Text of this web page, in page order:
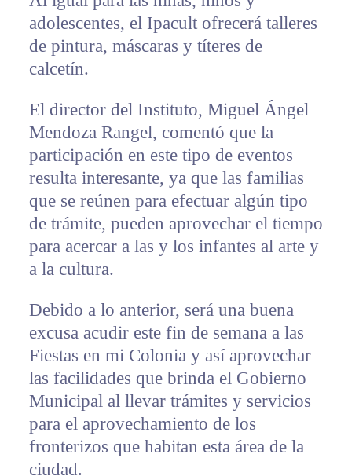
adolescentes, el Ipacult ofrecerá talleres
de pintura, máscaras y títeres de
calcetín.
El director del Instituto, Miguel Ángel
Mendoza Rangel, comentó que la
participación en este tipo de eventos
resulta interesante, ya que las familias
que se reúnen para efectuar algún tipo
de trámite, pueden aprovechar el tiempo
para acercar a las y los infantes al arte y
a la cultura.
Debido a lo anterior, será una buena
excusa acudir este fin de semana a las
Fiestas en mi Colonia y así aprovechar
las facilidades que brinda el Gobierno
Municipal al llevar trámites y servicios
para el aprovechamiento de los
fronterizos que habitan esta área de la
ciudad.